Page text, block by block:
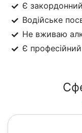
Є
Водійське
Не вживаю
Є